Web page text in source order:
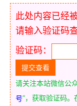
此处内容已经
请输入验证码
验证码：
请关注本站微信公
号”，获取验证码。